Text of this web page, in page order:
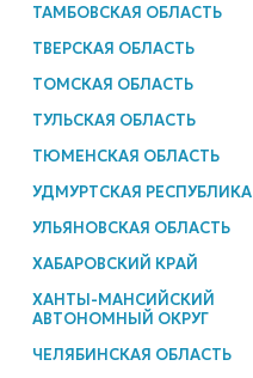
ТАМБОВСКАЯ ОБЛАСТЬ
ТВЕРСКАЯ ОБЛАСТЬ
ТОМСКАЯ ОБЛАСТЬ
ТУЛЬСКАЯ ОБЛАСТЬ
ТЮМЕНСКАЯ ОБЛАСТЬ
УДМУРТСКАЯ РЕСПУБЛИКА
УЛЬЯНОВСКАЯ ОБЛАСТЬ
ХАБАРОВСКИЙ КРАЙ
ХАНТЫ-МАНСИЙСКИЙ
АВТОНОМНЫЙ ОКРУГ
ЧЕЛЯБИНСКАЯ ОБЛАСТЬ